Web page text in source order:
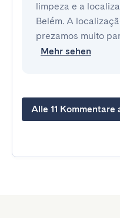
limpeza e a
Belém. A
prezamos muito
Mehr sehen
Alle 11 Kommentare